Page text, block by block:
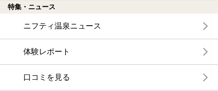
特集・ニュース
ニフティ温泉ニュース
体験レポート
口コミを見る